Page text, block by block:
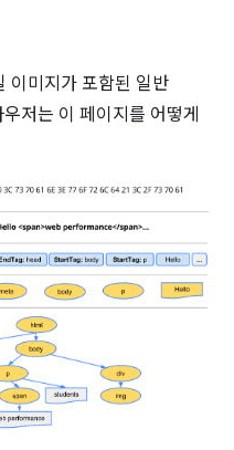
이미지가 포함된 일반
저는 이 페이지를 어떻게